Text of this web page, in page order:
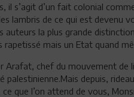
il s’agit d’un fait colonial
lambris de ce qui est devenu
auteurs la plus grande
rapetissé mais un Etat quand
Arafat, chef du mouvement de
palestinienne.Mais depuis,
ce que l’on attend de vous,